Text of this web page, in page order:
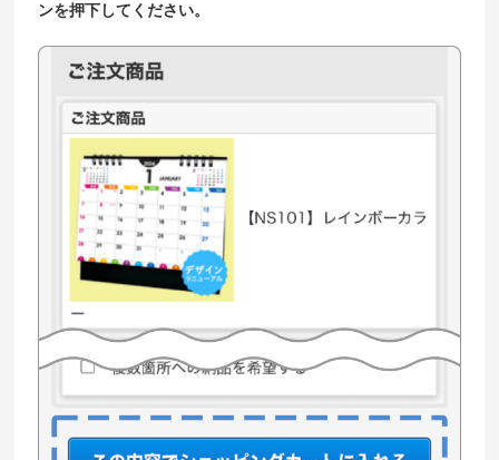
ンを押下してください。